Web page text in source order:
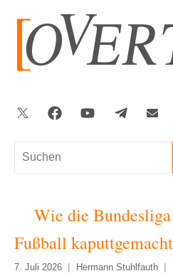
springen
Suchen
Twitter FacebookYouTubeTelegram
Wie die
Fußball
7. Juli 2026 Hermann Stuhlfauth